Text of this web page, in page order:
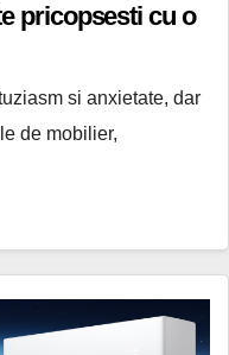
pricopsesti cu o
si anxietate, dar
de mobilier,